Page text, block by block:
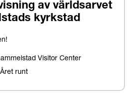
av världsarvet
kyrkstad
Visitor Center
runt